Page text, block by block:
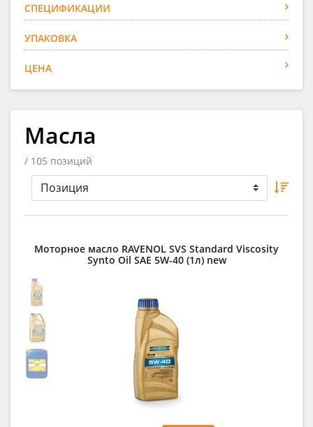
СПЕЦИФИКАЦИИ
УПАКОВКА
ЦЕНА
Масла
/ 105 позиций
Моторное масло RAVENOL SVS Standard Viscosity
Synto Oil SAE 5W-40 (1л) new